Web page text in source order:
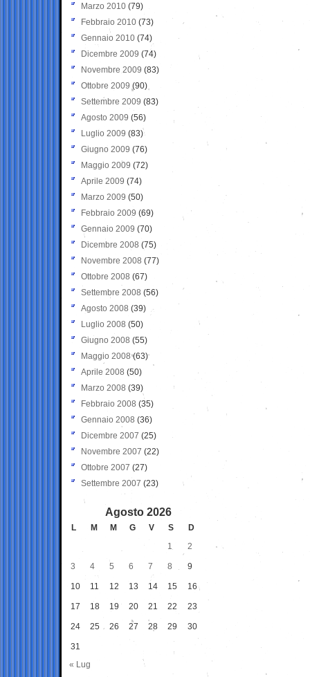
Marzo 2010 (79)
Febbraio 2010 (73)
Gennaio 2010 (74)
Dicembre 2009 (74)
Novembre 2009 (83)
Ottobre 2009 (90)
Settembre 2009 (83)
Agosto 2009 (56)
Luglio 2009 (83)
Giugno 2009 (76)
Maggio 2009 (72)
Aprile 2009 (74)
Marzo 2009 (50)
Febbraio 2009 (69)
Gennaio 2009 (70)
Dicembre 2008 (75)
Novembre 2008 (77)
Ottobre 2008 (67)
Settembre 2008 (56)
Agosto 2008 (39)
Luglio 2008 (50)
Giugno 2008 (55)
Maggio 2008(63)
Aprile 2008 (50)
Marzo 2008 (39)
Febbraio 2008 (35)
Gennaio 2008 (36)
Dicembre 2007 (25)
Novembre 2007 (22)
Ottobre 2007 (27)
Settembre 2007 (23)
Agosto 2026
L M M G V S
D
1
2
3 4 5 6 7 8 9
10 11 12 13 14 15 16
17 18 19 20 21 22 23
24 25 26 27 28 29 30
31
« Lug